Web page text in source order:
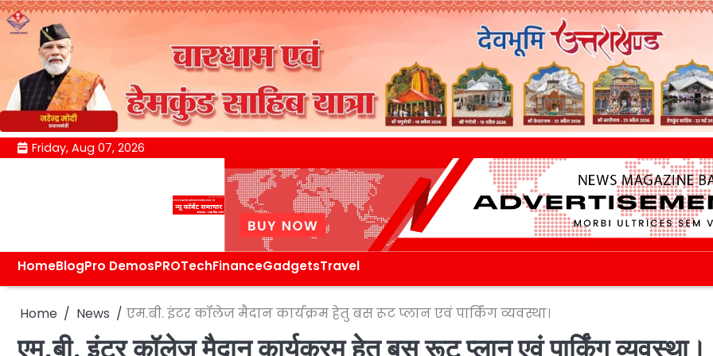
Skip Friday, Aug 07, 2026
HomeBlogPro DemosPROTechFinanceGadgetsTravel
Home News एम.बी. इंटर कॉलेज मैदान कार्यक्रम हेतु बस रूट प्लान एवं पार्किंग व्यवस्था।
एम.बी. इंटर कॉलेज मैदान कार्यक्रम हेतु बस रूट प्लान एवं पार्किंग व्यवस्था।